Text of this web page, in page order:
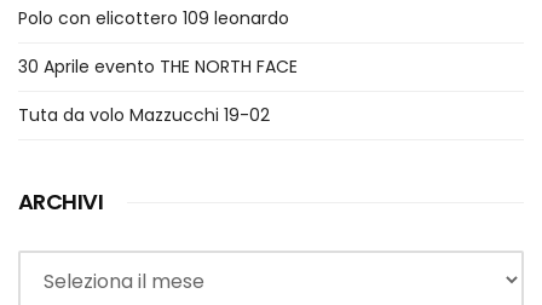
Polo con elicottero 109 leonardo
30 Aprile evento THE NORTH FACE
Tuta da volo Mazzucchi 19-02
ARCHIVI
Archivi